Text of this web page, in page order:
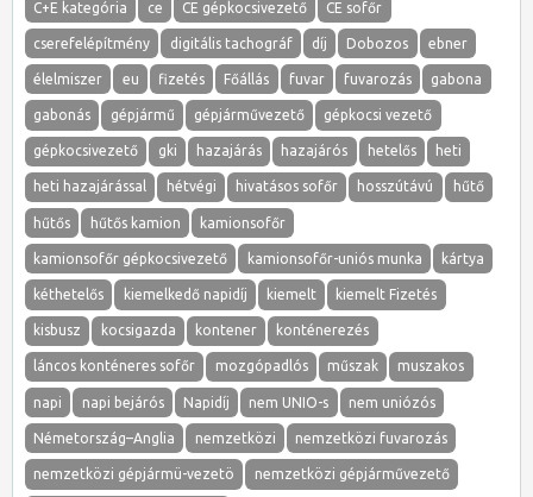
C+E kategória ce CE gépkocsivezető CE sofőr
cserefelépítmény digitális tachográf díj Dobozos ebner
élelmiszer eu fizetés Főállás fuvar fuvarozás gabona
gabonás gépjármű gépjárművezető gépkocsi vezető
gépkocsivezető gki hazajárás hazajárós hetelős heti
heti hazajárással hétvégi hivatásos sofőr hosszútávú hűtő
hűtős hűtős kamion kamionsofőr
kamionsofőr gépkocsivezető kamionsofőr-uniós munka kártya
kéthetelős kiemelkedő napidíj kiemelt kiemelt Fizetés
kisbusz kocsigazda kontener konténerezés
láncos konténeres sofőr mozgópadlós műszak muszakos
napi napi bejárós Napidíj nem UNIO-s nem uniózós
Németország–Anglia nemzetközi nemzetközi fuvarozás
nemzetközi gépjármü-vezetö nemzetközi gépjárművezető